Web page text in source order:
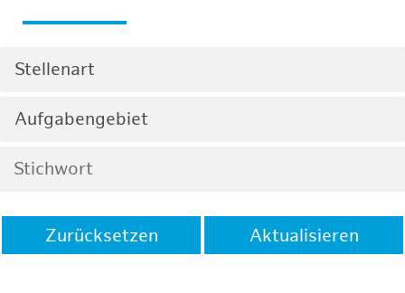
Stellenart
Aufgabengebiet
Zurücksetzen Aktualisieren